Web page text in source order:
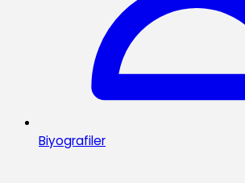
Biyografiler